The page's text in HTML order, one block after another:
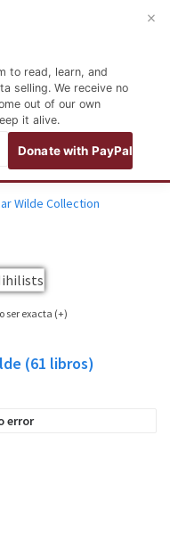
Español
to read, learn, and
selling. We receive no
out of our own
it alive.
Donate with PayPal
×
English Literature
Wilde Collection
ser exacta (+)
imagen tan sólo como una
(61 libros)
error